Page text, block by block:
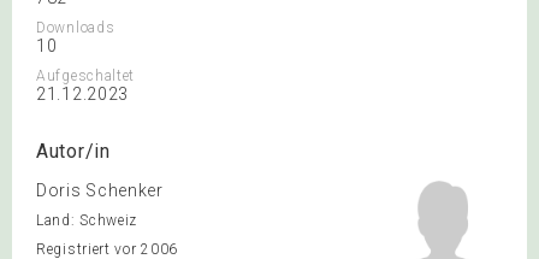
Downloads
10
Aufgeschaltet
21.12.2023
Autor/in
Doris Schenker
Land: Schweiz
Registriert vor 2006